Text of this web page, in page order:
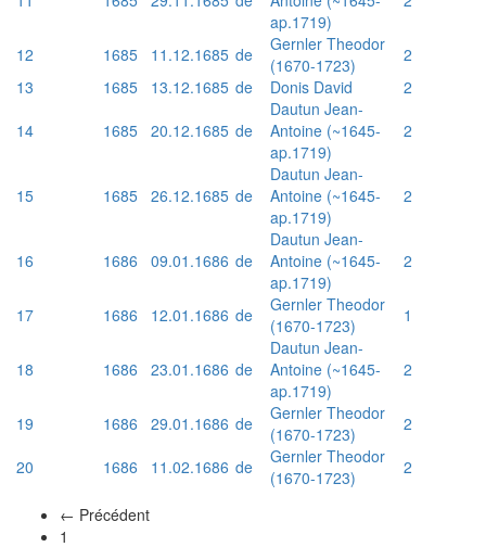
ap.1719)
12 1685 11.12.1685 de
Gernler Theodor
(1670-1723)
2
13
1685 13.12.1685 de Donis David
2
14
1685 20.12.1685 de
Dautun Jean-
Antoine (~1645-
ap.1719)
2
15 1685 26.12.1685 de
Dautun Jean-
Antoine (~1645-
ap.1719)
2
16 1686 09.01.1686 de
Dautun Jean-
Antoine (~1645-
ap.1719)
2
17 1686 12.01.1686 de
Gernler Theodor
(1670-1723)
1
18 1686 23.01.1686 de
Dautun Jean-
Antoine (~1645-
ap.1719)
2
19 1686 29.01.1686 de
Gernler Theodor
(1670-1723)
2
20
1686 11.02.1686 de
Gernler Theodor
(1670-1723)
2
← Précédent
1